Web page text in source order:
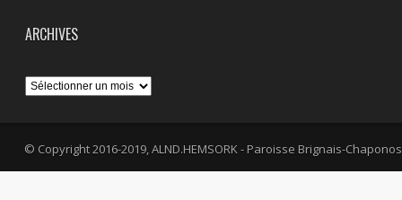
ARCHIVES
Archives
© Copyright 2016-2019, ALND.HEMSORK - Paroisse Brignais-